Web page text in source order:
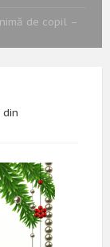
de copil –